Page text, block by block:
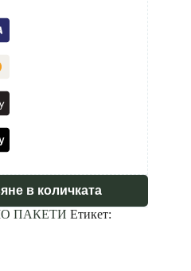
в количката
ПАКЕТИ Етикет: